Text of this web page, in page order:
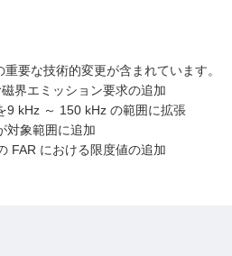
要な技術的変更が含まれています。
界エミッション要求の追加
9 kHz ～ 150 kHz の範囲に拡張
対象範囲に追加
FAR における限度値の追加